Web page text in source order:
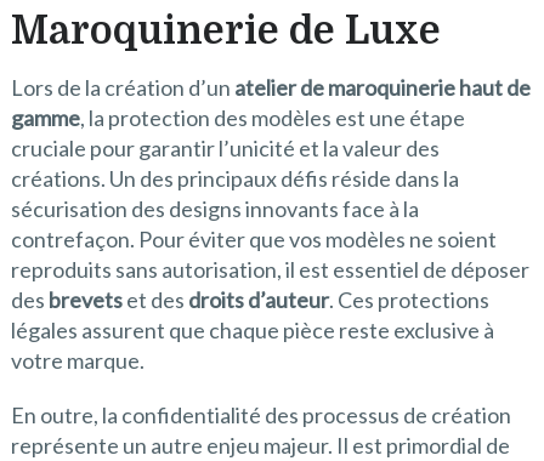
Maroquinerie de Luxe
Lors de la création d’un atelier de maroquinerie haut de
gamme, la protection des modèles est une étape
cruciale pour garantir l’unicité et la valeur des
créations. Un des principaux défis réside dans la
sécurisation des designs innovants face à la
contrefaçon. Pour éviter que vos modèles ne soient
reproduits sans autorisation, il est essentiel de déposer
des brevetset des droits d’auteur. Ces protections
légales assurent que chaque pièce reste exclusive à
votre marque.
En outre, la confidentialité des processus de création
représente un autre enjeu majeur. Il est primordial de